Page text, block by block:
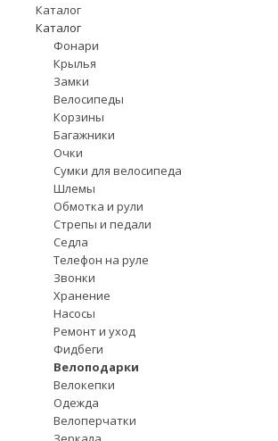
Каталог
Каталог
Фонари
Крылья
Замки
Велосипеды
Корзины
Багажники
Очки
Сумки для велосипеда
Шлемы
Обмотка и рули
Стрепы и педали
Седла
Телефон на руле
Звонки
Хранение
Насосы
Ремонт и уход
Фидбеги
Велоподарки
Велокепки
Одежда
Велоперчатки